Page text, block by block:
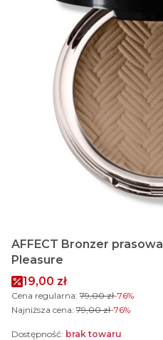
AFFECT Bronzer
Pleasure
Cena promocyjna
19,00 zł
Cena regularna: 79,00 zł-76%
Najniższa cena: 79,00 zł-76%
Dostępność: brak towaru